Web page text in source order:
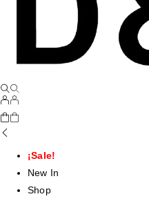
¡Sale!
New In
Shop